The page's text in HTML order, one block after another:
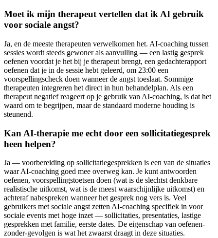
Moet ik mijn therapeut vertellen dat ik AI gebruik
voor sociale angst?
Ja, en de meeste therapeuten verwelkomen het. AI-coaching tussen
sessies wordt steeds gewoner als aanvulling — een lastig gesprek
oefenen voordat je het bij je therapeut brengt, een gedachterapport
oefenen dat je in de sessie hebt geleerd, om 23:00 een
voorspellingscheck doen wanneer de angst toeslaat. Sommige
therapeuten integreren het direct in hun behandelplan. Als een
therapeut negatief reageert op je gebruik van AI-coaching, is dat het
waard om te begrijpen, maar de standaard moderne houding is
steunend.
Kan AI-therapie me echt door een sollicitatiegesprek
heen helpen?
Ja — voorbereiding op sollicitatiegesprekken is een van de situaties
waar AI-coaching goed mee overweg kan. Je kunt antwoorden
oefenen, voorspellingstoetsen doen (wat is de slechtst denkbare
realistische uitkomst, wat is de meest waarschijnlijke uitkomst) en
achteraf nabespreken wanneer het gesprek nog vers is. Veel
gebruikers met sociale angst zetten AI-coaching specifiek in voor
sociale events met hoge inzet — sollicitaties, presentaties, lastige
gesprekken met familie, eerste dates. De eigenschap van oefenen-
zonder-gevolgen is wat het zwaarst draagt in deze situaties.